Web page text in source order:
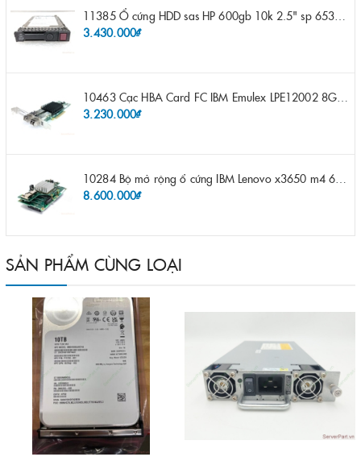
11385 Ổ cứng HDD sas HP 600gb 10k 2.5" sp 653957-001 pn 619286-003 pn 641552-003 pn 689287-003 652583-B21
3.430.000₫
10463 Cạc HBA Card FC IBM Emulex LPE12002 8Gb 2 port FC SFP fru 42D0500 pn 42D0496 opt 42D0494 LPE12002
3.230.000₫
10284 Bộ mở rộng ổ cứng IBM Lenovo x3650 m4 69Y5319 8x 2.5" HS HDD Assembly Kit with Expander
8.600.000₫
SẢN PHẨM CÙNG LOẠI